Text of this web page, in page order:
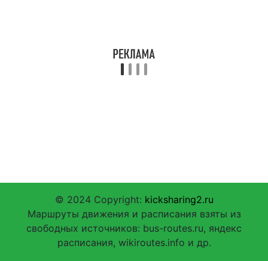
© 2024 Copyright: kicksharing2.ru
Маршруты движения и расписания взяты из
свободных источников: bus-routes.ru, яндекс
расписания, wikiroutes.info и др.